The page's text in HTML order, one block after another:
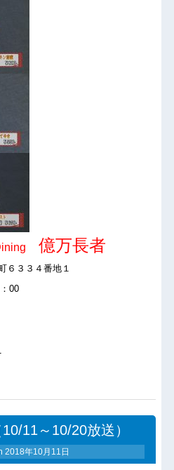
億万長者
３３４番地１
00
11～10/20放送）
2018年10月11日